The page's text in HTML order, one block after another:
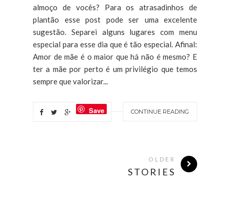
almoço de vocês? Para os atrasadinhos de
plantão esse post pode ser uma excelente
sugestão. Separei alguns lugares com menu
especial para esse dia que é tão especial. Afinal:
Amor de mãe é o maior que há não é mesmo? E
ter a mãe por perto é um privilégio que temos
sempre que valorizar...
CONTINUE READING
Save
OLDER
STORIES